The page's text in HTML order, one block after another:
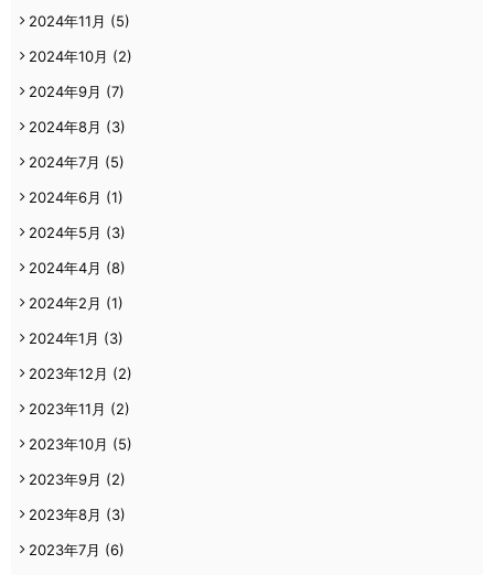
2024年11月 (5)
2024年10月 (2)
2024年9月 (7)
2024年8月 (3)
2024年7月 (5)
2024年6月 (1)
2024年5月 (3)
2024年4月 (8)
2024年2月 (1)
2024年1月 (3)
2023年12月 (2)
2023年11月 (2)
2023年10月 (5)
2023年9月 (2)
2023年8月 (3)
2023年7月 (6)